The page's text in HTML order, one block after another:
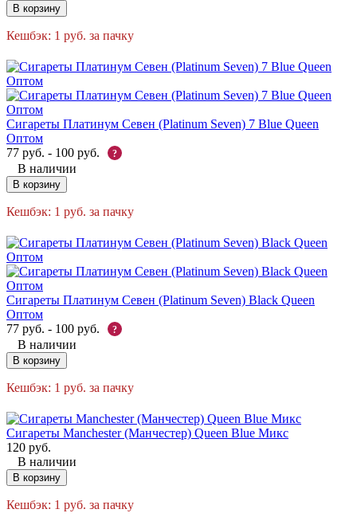
В корзину
Кешбэк: 1 руб. за пачку
Сигареты Платинум Севен (Platinum Seven) 7 Blue Queen
Оптом
77 руб. - 100 руб. ?
В наличии
В корзину
Кешбэк: 1 руб. за пачку
Сигареты Платинум Севен (Platinum Seven) Black Queen
Оптом
77 руб. - 100 руб. ?
В наличии
В корзину
Кешбэк: 1 руб. за пачку
Сигареты Manchester (Манчестер) Queen Blue Микс
120 руб.
В наличии
В корзину
Кешбэк: 1 руб. за пачку